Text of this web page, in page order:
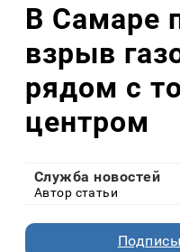
В Самаре
взрыв
рядом с
центром
Служба новостей
Автор статьи